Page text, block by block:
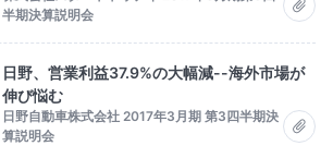
半期決算説明会
日野、営業利益37.9%の大幅減--海外市場が
伸び悩む
日野自動車株式会社 2017年3月期 第3四半期決
算説明会